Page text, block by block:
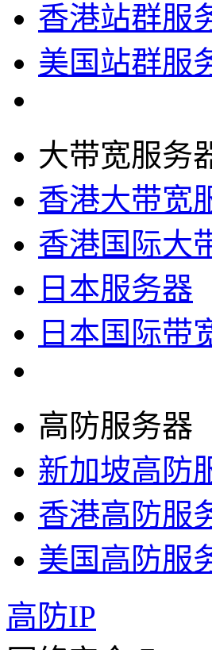
香港站群服
美国站群服
大带宽服务
香港大带宽
香港国际大
日本服务器
日本国际带
高防服务器
新加坡高防
香港高防服
美国高防服
高防IP